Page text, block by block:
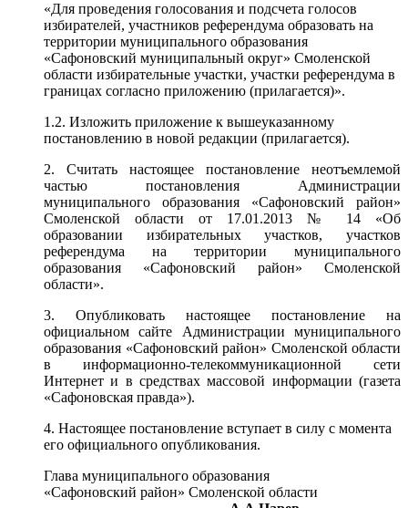
«Для проведения голосования и подсчета голосов
избирателей, участников референдума образовать на
территории муниципального образования
«Сафоновский муниципальный округ» Смоленской
области избирательные участки, участки референдума в
границах согласно приложению (прилагается)».
1.2. Изложить приложение к вышеуказанному
постановлению в новой редакции (прилагается).
2. Считать настоящее постановление неотъемлемой
частью постановления Администрации
муниципального образования «Сафоновский район»
Смоленской области от 17.01.2013 № 14 «Об
образовании избирательных участков, участков
референдума на территории муниципального
образования «Сафоновский район» Смоленской
области».
3. Опубликовать настоящее постановление на
официальном сайте Администрации муниципального
образования «Сафоновский район» Смоленской области
в информационно-телекоммуникационной сети
Интернет и в средствах массовой информации (газета
«Сафоновская правда»).
4. Настоящее постановление вступает в силу с момента
его официального опубликования.
Глава муниципального образования
«Сафоновский район» Смоленской области